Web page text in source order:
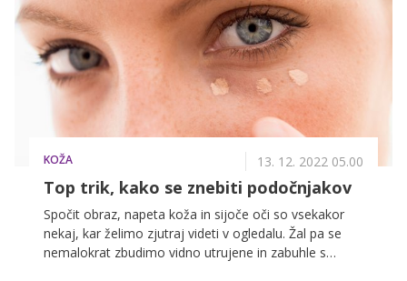
KOŽA 13. 12. 2022 05.00
Top trik, kako se znebiti podočnjakov
Spočit obraz, napeta koža in sijoče oči so vsekakor
nekaj, kar želimo zjutraj videti v ogledalu. Žal pa se
nemalokrat zbudimo vidno utrujene in zabuhle s